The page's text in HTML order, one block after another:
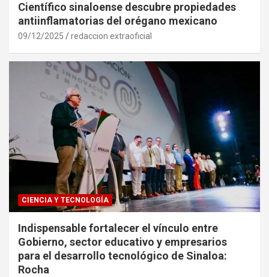
Científico sinaloense descubre propiedades
antiinflamatorias del orégano mexicano
09/12/2025 redaccion extraoficial
CIENCIA Y TECNOLOGÍA
Indispensable fortalecer el vínculo entre
Gobierno, sector educativo y empresarios
para el desarrollo tecnológico de Sinaloa:
Rocha